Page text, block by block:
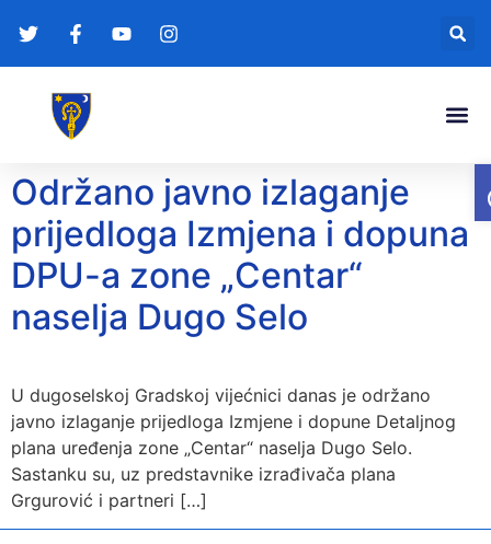
Održano javno izlaganje
prijedloga Izmjena i dopuna
DPU-a zone „Centar“
naselja Dugo Selo
U dugoselskoj Gradskoj vijećnici danas je održano
javno izlaganje prijedloga Izmjene i dopune Detaljnog
plana uređenja zone „Centar“ naselja Dugo Selo.
Sastanku su, uz predstavnike izrađivača plana
Grgurović i partneri […]